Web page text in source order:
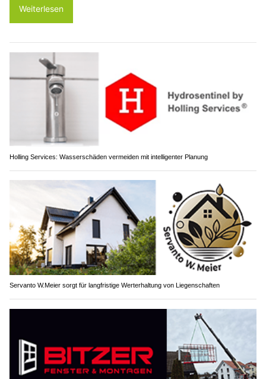
Weiterlesen
Holling Services: Wasserschäden vermeiden mit intelligenter Planung
Servanto W.Meier sorgt für langfristige Werterhaltung von Liegenschaften